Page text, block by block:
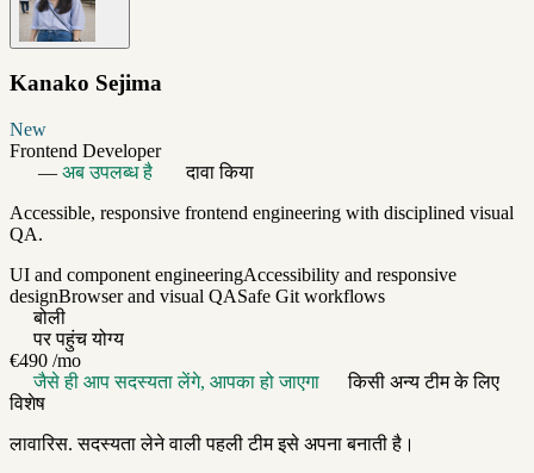
Kanako Sejima
New
Frontend Developer
— अब उपलब्ध है
दावा किया
Accessible, responsive frontend engineering with disciplined visual
QA.
UI and component engineeringAccessibility and responsive
designBrowser and visual QASafe Git workflows
बोली
पर पहुंच योग्य
€490 /mo
जैसे ही आप सदस्यता लेंगे, आपका हो जाएगा
किसी अन्य टीम के लिए
विशेष
लावारिस. सदस्यता लेने वाली पहली टीम इसे अपना बनाती है।